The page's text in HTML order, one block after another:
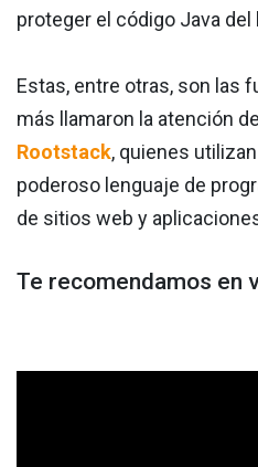
proteger el código Java del
Estas, entre otras, son las
más llamaron la atención
Rootstack, quienes
poderoso lenguaje de
de sitios web y
Te recomendamos en